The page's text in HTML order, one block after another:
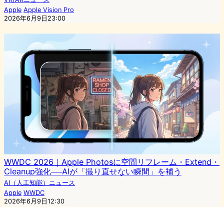
Apple Apple Vision Pro
2026年6月9日23:00
WWDC 2026｜Apple Photosに空間リフレーム・Extend・
Cleanup強化──AIが「撮り直せない瞬間」を補う
AI（人工知能）ニュース
Apple WWDC
2026年6月9日12:30